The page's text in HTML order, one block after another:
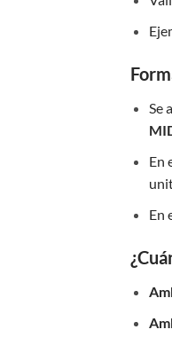
Se
En
En